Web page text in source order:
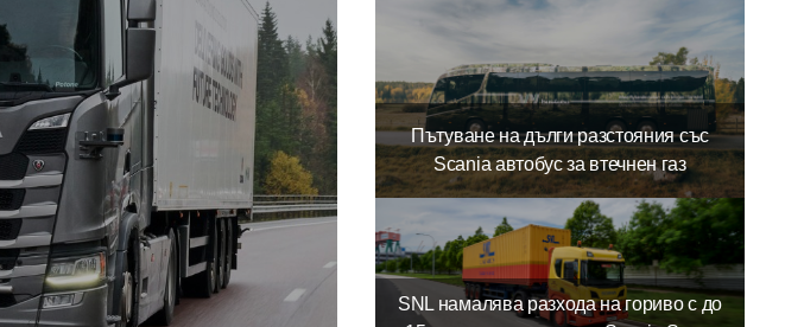
Пътуване на дълги разстояния със
Scania автобус за втечнен газ
SNL намалява разхода на гориво с до